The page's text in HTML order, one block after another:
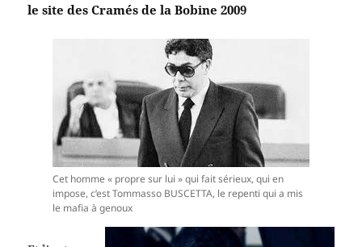
le site des Cramés de la Bobine 2009
Cet homme « propre sur lui » qui fait sérieux, qui en
impose, c’est Tommasso BUSCETTA, le repenti qui a mis
le mafia à genoux